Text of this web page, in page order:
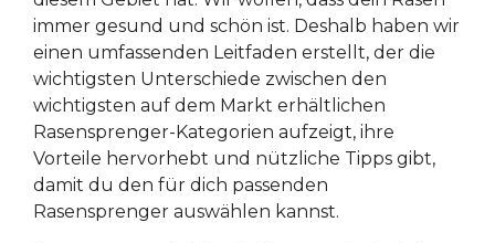
immer gesund und schön ist. Deshalb haben wir
einen umfassenden Leitfaden erstellt, der die
wichtigsten Unterschiede zwischen den
wichtigsten auf dem Markt erhältlichen
Rasensprenger-Kategorien aufzeigt, ihre
Vorteile hervorhebt und nützliche Tipps gibt,
damit du den für dich passenden
Rasensprenger auswählen kannst.